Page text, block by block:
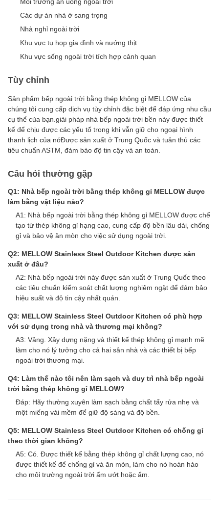
Các dự án nhà ở sang trọng
Nhà nghỉ ngoài trời
Khu vực tụ họp gia đình và nướng thịt
Khu vực sống ngoài trời tích hợp cảnh quan
Tùy chỉnh
Sản phẩm bếp ngoài trời bằng thép không gỉ MELLOW của
chúng tôi cung cấp dịch vụ tùy chỉnh đặc biệt để đáp ứng nhu cầu
cụ thể của bạn.giải pháp nhà bếp ngoài trời bền này được thiết
kế để chịu được các yếu tố trong khi vẫn giữ cho ngoại hình
thanh lịch của nóĐược sản xuất ở Trung Quốc và tuân thủ các
tiêu chuẩn ASTM, đảm bảo độ tin cậy và an toàn.
Câu hỏi thường gặp
Q1: Nhà bếp ngoài trời bằng thép không gỉ MELLOW được
làm bằng vật liệu nào?
A1: Nhà bếp ngoài trời bằng thép không gỉ MELLOW được chế
tạo từ thép không gỉ hạng cao, cung cấp độ bền lâu dài, chống
gỉ và bảo vệ ăn mòn cho việc sử dụng ngoài trời.
Q2: MELLOW Stainless Steel Outdoor Kitchen được sản
xuất ở đâu?
A2: Nhà bếp ngoài trời này được sản xuất ở Trung Quốc theo
các tiêu chuẩn kiểm soát chất lượng nghiêm ngặt để đảm bảo
hiệu suất và độ tin cậy nhất quán.
Q3: MELLOW Stainless Steel Outdoor Kitchen có phù hợp
với sử dụng trong nhà và thương mại không?
A3: Vâng. Xây dựng nặng và thiết kế thép không gỉ mạnh mẽ
làm cho nó lý tưởng cho cả hai sân nhà và các thiết bị bếp
ngoài trời thương mại.
Q4: Làm thế nào tôi nên làm sạch và duy trì nhà bếp ngoài
trời bằng thép không gỉ MELLOW?
Đáp: Hãy thường xuyên làm sạch bằng chất tẩy rửa nhẹ và
một miếng vải mềm để giữ độ sáng và độ bền.
Q5: MELLOW Stainless Steel Outdoor Kitchen có chống gỉ
theo thời gian không?
A5: Có. Được thiết kế bằng thép không gỉ chất lượng cao, nó
được thiết kế để chống gỉ và ăn mòn, làm cho nó hoàn hảo
cho môi trường ngoài trời ẩm ướt hoặc ẩm.